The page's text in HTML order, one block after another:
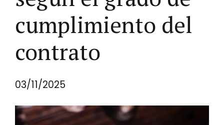
cumplimiento del
contrato
03/11/2025